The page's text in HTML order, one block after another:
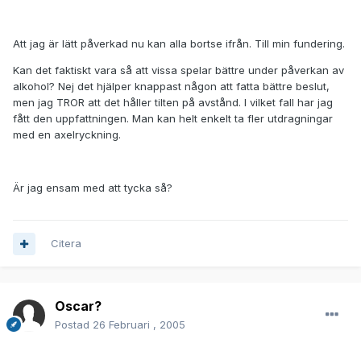
Att jag är lätt påverkad nu kan alla bortse ifrån. Till min fundering.
Kan det faktiskt vara så att vissa spelar bättre under påverkan av
alkohol? Nej det hjälper knappast någon att fatta bättre beslut,
men jag TROR att det håller tilten på avstånd. I vilket fall har jag
fått den uppfattningen. Man kan helt enkelt ta fler utdragningar
med en axelryckning.
Är jag ensam med att tycka så?
Citera
Oscar?
Postad 26 Februari , 2005